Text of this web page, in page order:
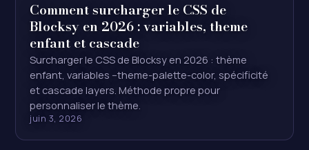
Comment surcharger le CSS de
Blocksy en 2026 : variables, theme
enfant et cascade
Surcharger le CSS de Blocksy en 2026 : thème
enfant, variables --theme-palette-color, spécificité
et cascade layers. Méthode propre pour
personnaliser le thème.
juin 3, 2026